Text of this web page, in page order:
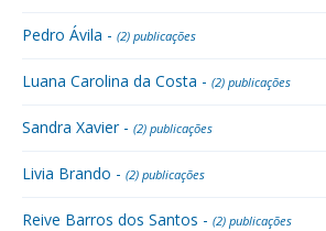
Pedro Ávila - (2) publicações
Luana Carolina da Costa - (2) publicações
Sandra Xavier - (2) publicações
Livia Brando - (2) publicações
Reive Barros dos Santos - (2) publicações